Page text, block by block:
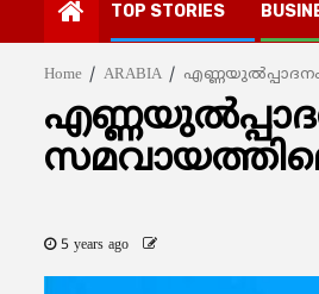
TOP STORIES
Home ARABIA
5 years ago